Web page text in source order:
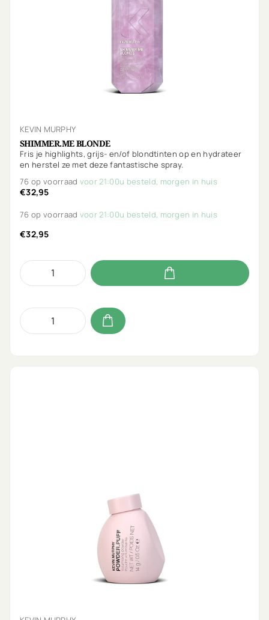
KEVIN MURPHY
SHIMMER.ME BLONDE
Fris je highlights, grijs- en/of blondtinten op en hydrateer
en herstel ze met deze fantastische spray.
76 op voorraad voor 21:00u besteld, morgen in huis
€32,95
76 op voorraad voor 21:00u besteld, morgen in huis
€32,95